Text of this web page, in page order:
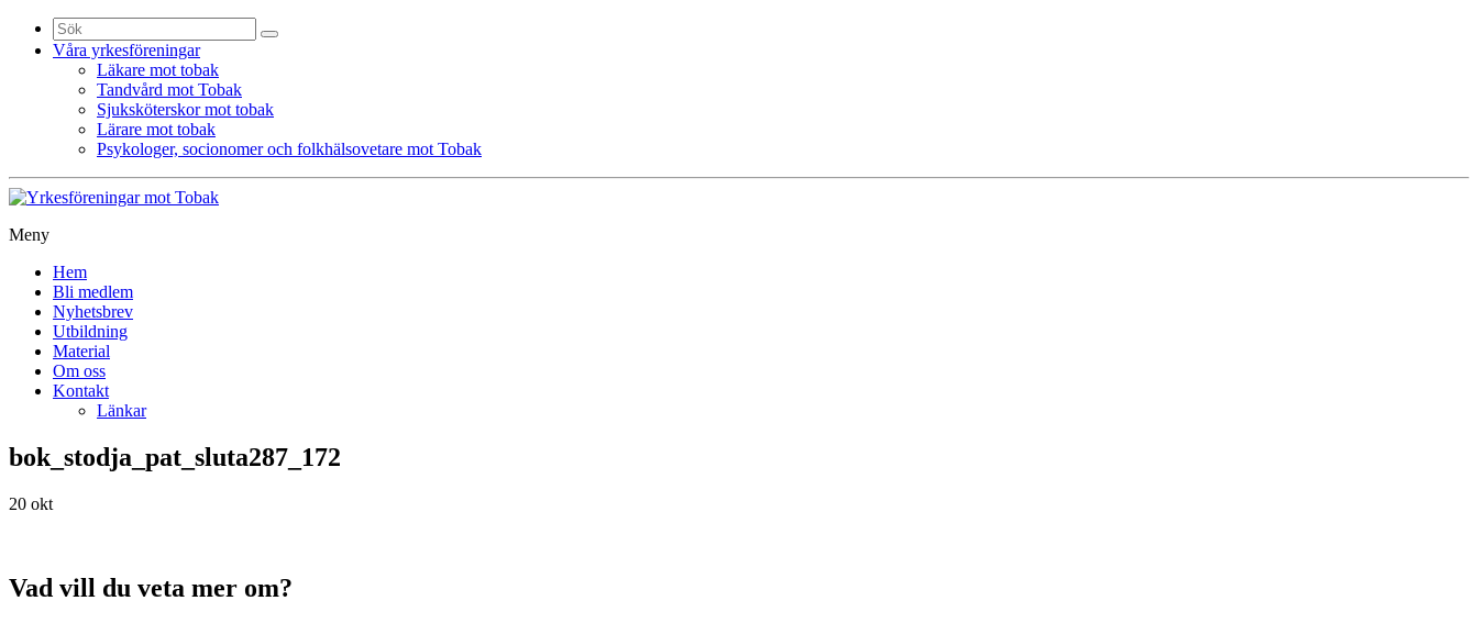
Sök
efter:
Våra yrkesföreningar
Läkare mot tobak
Tandvård mot Tobak
Sjuksköterskor mot tobak
Lärare mot tobak
Psykologer, socionomer och folkhälsovetare mot Tobak
Meny
vidare
innehåll
Hem
Bli medlem
Nyhetsbrev
Utbildning
Material
Om oss
Kontakt
Länkar
bok_stodja_pat_sluta287_172
20 okt
Vad vill du veta mer om?